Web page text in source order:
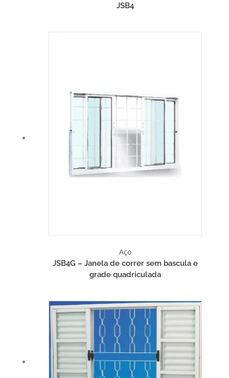
JSB4
Aço
JSB4G – Janela de correr sem bascula e
grade quadriculada